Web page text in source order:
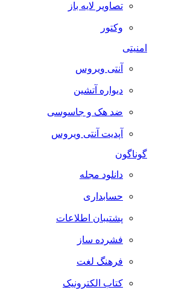
تصاویر لایه باز
وکتور
آنتی ویروس
دیواره آتشین
ضد هک و جاسوسی
آپدیت آنتی ویروس
گوناگون
دانلود مجله
حسابداری
پشتیبان اطلاعات
فشرده ساز
فرهنگ لغت
کتاب الکترونیک